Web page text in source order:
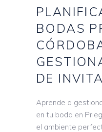
BODAS
DE
Aprende a
en tu boda en
el ambiente